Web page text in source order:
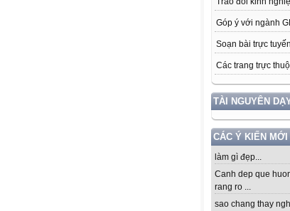
Góp ý với ngành
Soạn bài trực tuyến
Các trang trực
TÀI NGUYÊN
CÁC Ý KIẾN MỚI
làm gì đẹp...
Canh dep que
rang ro ...
sao chang thay